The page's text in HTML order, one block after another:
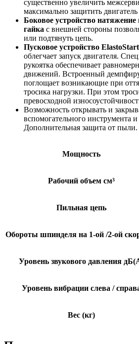
существенно увеличить
максимально защитить двигатель
Боковое устройство
гайка с внешней стороны
или подтянуть цепь.
Пусковое устройство ElastoStart
облегчает запуск двигателя.
рукоятка обеспечивает
движений. Встроенный
поглощает возникающие при
тросика нагрузки. При этом
превосходной
Возможность открывать и
вспомогательного инструмента
Дополнительная защита от пыли.
Мощность
Рабочий объем см³
Пильная цепь
Обороты шпинделя на 1-ой /2-ой
Уровень звукового давления
Уровень вибрации слева /
Вес (кг)